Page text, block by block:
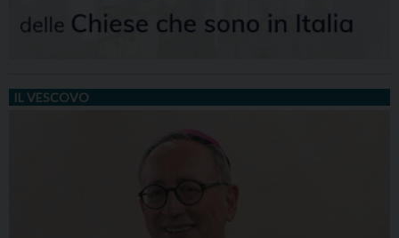
IL VESCOVO